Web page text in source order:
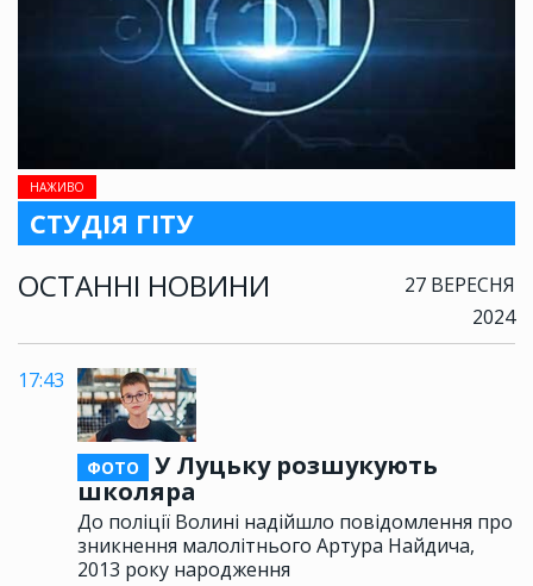
НАЖИВО
СТУДІЯ ГІТУ
ОСТАННІ НОВИНИ
27 ВЕРЕСНЯ
2024
17:43
ФОТО
У Луцьку розшукують
школяра
До поліції Волині надійшло повідомлення про
зникнення малолітнього Артура Найдича,
2013 року народження